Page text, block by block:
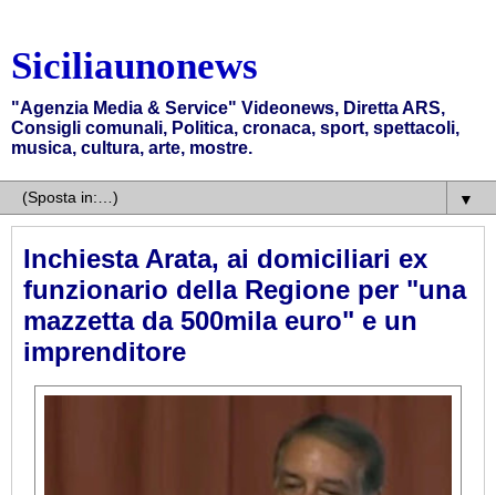
Siciliaunonews
"Agenzia Media & Service" Videonews, Diretta ARS,
Consigli comunali, Politica, cronaca, sport, spettacoli,
musica, cultura, arte, mostre.
▼
Inchiesta Arata, ai domiciliari ex
funzionario della Regione per "una
mazzetta da 500mila euro" e un
imprenditore